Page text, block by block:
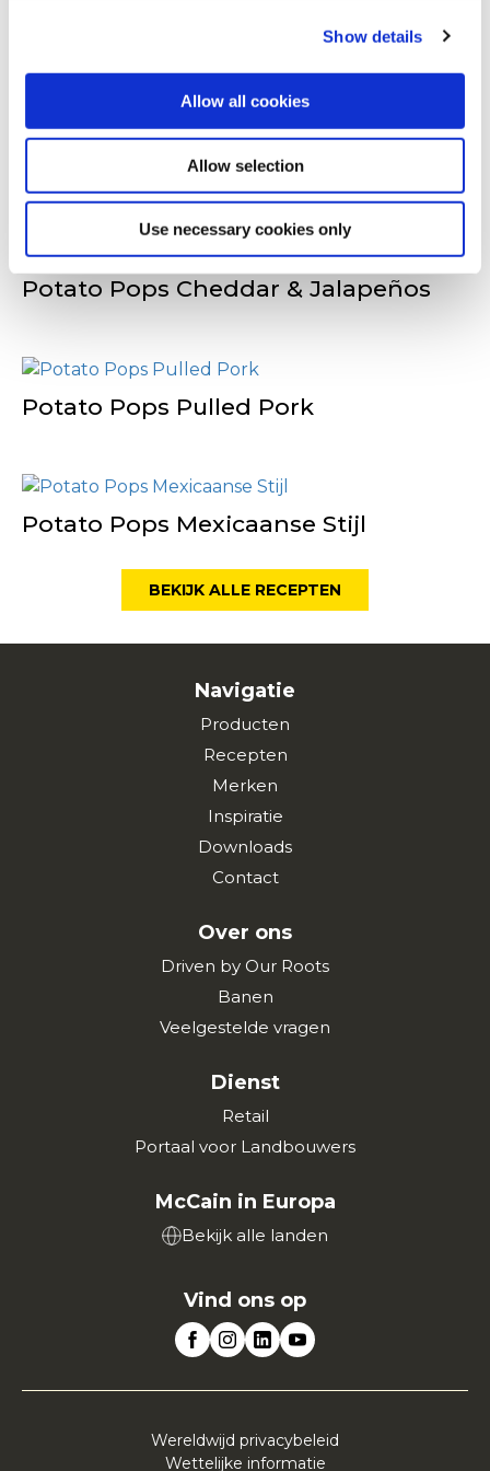
Show details
Allow all cookies
Allow selection
Use necessary cookies only
serveer de friet aan tafel in je zaak.
Anderen bekeken
ook
Potato Pops Cheddar & Jalapeños
Potato Pops Pulled Pork
Potato Pops Mexicaanse Stijl
BEKIJK ALLE RECEPTEN
Navigatie
Producten
Recepten
Merken
Inspiratie
Downloads
Contact
Over ons
Driven by Our Roots
Banen
Veelgestelde vragen
Dienst
Retail
Portaal voor Landbouwers
McCain in Europa
Bekijk alle landen
Vind ons op
Wereldwijd privacybeleid
Wettelijke informatie